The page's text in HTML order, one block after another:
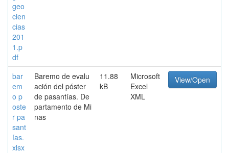
geo
cien
cias
201
1.p
df
bar
em
o p
oste
r pa
sant
ías.
xlsx
Baremo de evalu
ación del póster
de pasantías. De
partamento de Mi
nas
11.88
kB
Microsoft
Excel
XML
View/Open